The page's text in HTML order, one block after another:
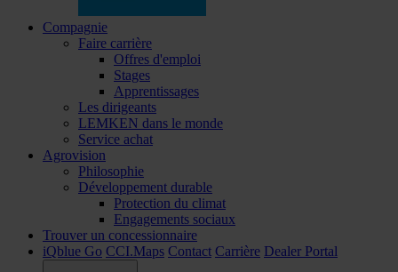
Compagnie
Faire carrière
Offres d'emploi
Stages
Apprentissages
Les dirigeants
LEMKEN dans le monde
Service achat
Agrovision
Philosophie
Développement durable
Protection du climat
Engagements sociaux
Trouver un concessionnaire
iQblue Go CCI.Maps Contact Carrière Dealer Portal